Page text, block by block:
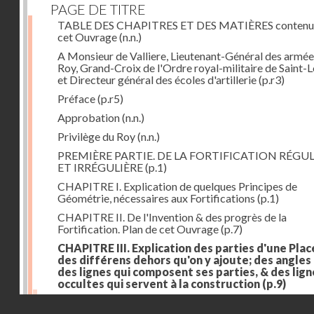
PAGE DE TITRE
TABLE DES CHAPITRES ET DES MATIÈRES
cet Ouvrage(n.n.)
A Monsieur de Valliere, Lieutenant-Général des
Roy, Grand-Croix de l'Ordre royal-militaire de Saint-
et Directeur général des écoles d'artillerie(p.r3)
Préface(p.r5)
Approbation(n.n.)
Privilège du Roy(n.n.)
PREMIÈRE PARTIE. DE LA FORTIFICATION
ET IRRÉGULIÈRE(p.1)
CHAPITRE I. Explication de quelques Principes de
Géométrie, nécessaires aux Fortifications (p.1)
CHAPITRE II. De l'Invention & des progrès de la
Fortification. Plan de cet Ouvrage(p.7)
CHAPITRE III. Explication des parties d'une
des différens dehors qu'on y ajoute; des angles
des lignes qui composent ses parties, & des
occultes qui servent à la construction (p.9)
Des lignes & des angles qui composent les parties